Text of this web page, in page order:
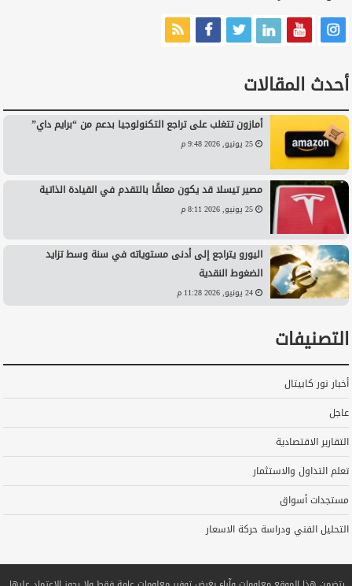
أحدث المقالات
أمازون تتغلب على تراجع التكنولوجيا بدعم من “برايم داي”
25 يونيو, 2026 9:48 م
مصير تيسلا قد يكون معلقًا بالتقدم في القيادة الذاتية
25 يونيو, 2026 8:11 م
اليورو يتراجع إلى أدنى مستوياته في سنة وسط تزايد
الضغوط النقدية
24 يونيو, 2026 11:28 م
التصنيفات
أخبار نور كابيتال
عاجل
التقارير الاقتصادية
تعلم التداول والاستثمار
مستجدات أسواق
التحليل الفني ودراسة حركة الاسعار